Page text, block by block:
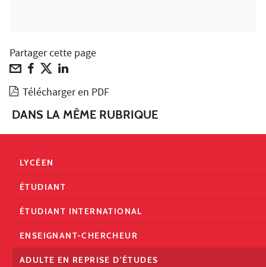
Partager cette page
Télécharger en PDF
DANS LA MÊME RUBRIQUE
LYCÉEN
ÉTUDIANT
ÉTUDIANT INTERNATIONAL
ENSEIGNANT-CHERCHEUR
ADULTE EN REPRISE D'ÉTUDES